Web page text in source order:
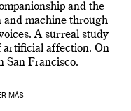
and the
machine through
A surreal study
artificial affection. On
San Francisco.
MÁS